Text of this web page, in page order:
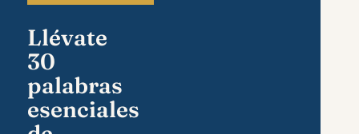
Llévate
30
palabras
esenciales